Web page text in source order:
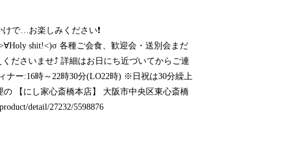
で…お楽しみください❗
shit!<)σ 各種ご会食、歓迎会・送別会まだ
ださいませ⤴️ 詳細はお日にち近づいてからご連
ナー:16時～22時30分(LO22時) ※日祝は30分繰上
【にし家心斎橋本店】 大阪市中央区東心斎橋
detail/27232/5598876